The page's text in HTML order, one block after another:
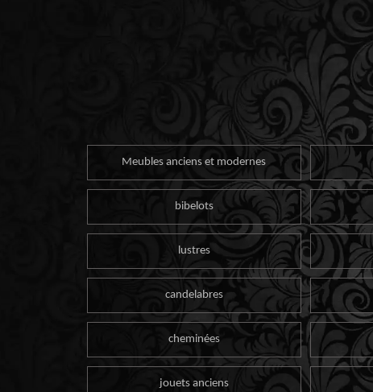
Meubles anciens et modernes
bibelots
lustres
candelabres
cheminées
jouets anciens